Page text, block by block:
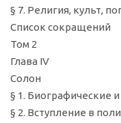
§ 7. Религия, культ,
Список сокращений
Том 2
Глава IV
Солон
§ 1. Биографические
§ 2. Вступление в